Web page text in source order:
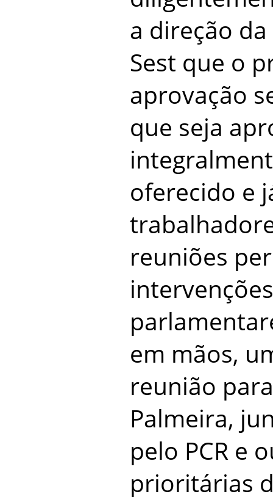
a direção da
Sest que o
aprovação
que seja
oferecido e
reuniões
em mãos,
reunião
Palmeira,
pelo PCR e
prioritárias